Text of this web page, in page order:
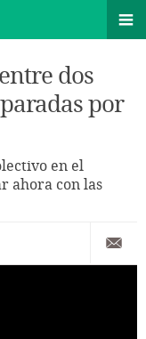
dos
por
en el
ahora con las